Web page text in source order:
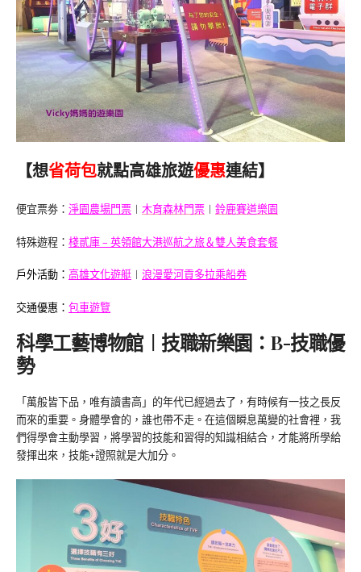
【想省荷包就點高雄旅遊優惠連結】
便宜票劵： 淨園農場門票 ︱ 木育森林門票 ︱ 鈴鹿賽道樂園
特殊遊程： 棧貳庫 – 英領館大港巡航之旅＆雙人美食套餐
戶外活動： 高雄文化遊艇 ︱ 浪漫愛河貢多拉乘船券
交通優惠： 包車遊覽
科學工藝博物館︱技職新樂園：B-技職優
勢
「萬般皆下品，唯有讀書高」的年代已經過去了，有時候有一技之長反
而來的重要。身體學會的，誰也帶不走。在這個瞬息萬變的社會裡，我
們得學會主動學習，將學習的技能和習得的知識相結合，才能將所學給
發揮出來，技能+證照就是大加分。